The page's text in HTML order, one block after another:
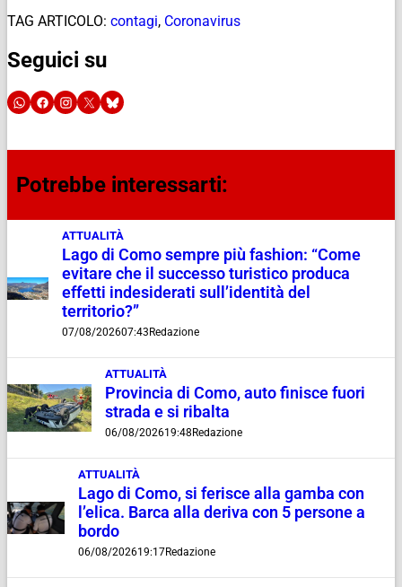
TAG ARTICOLO: contagi, Coronavirus
Seguici su
Potrebbe interessarti:
ATTUALITÀ
Lago di Como sempre più fashion: “Come
evitare che il successo turistico produca
effetti indesiderati sull’identità del
territorio?”
07/08/202607:43 Redazione
ATTUALITÀ
Provincia di Como, auto finisce fuori
strada e si ribalta
06/08/202619:48 Redazione
ATTUALITÀ
Lago di Como, si ferisce alla gamba con
l’elica. Barca alla deriva con 5 persone a
bordo
06/08/202619:17Redazione